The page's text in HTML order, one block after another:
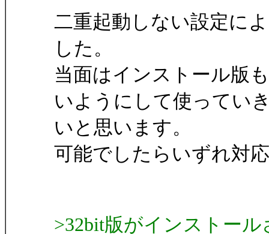
二重起動しない設定に
した。
当面はインストール版
いようにして使ってい
いと思います。
可能でしたらいずれ対
>32bit版がインストー